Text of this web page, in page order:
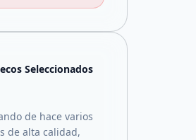
Seleccionados
de hace varios
de alta calidad,